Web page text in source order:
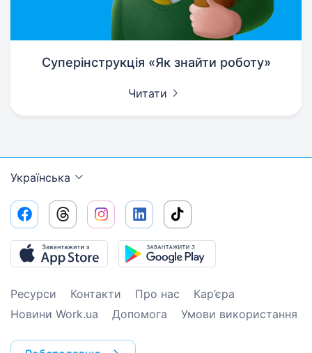
Суперінструкція «Як знайти роботу»
Читати
Українська
Ресурси Контакти Про нас
Кар’єра
Новини Work.ua
Допомога Умови використання